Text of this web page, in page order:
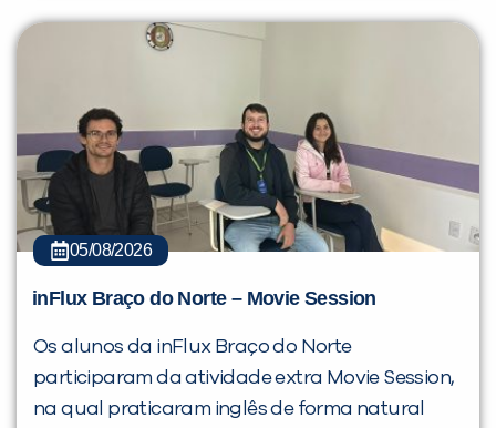
05/08/2026
inFlux Braço do Norte – Movie Session
Os alunos da inFlux Braço do Norte
participaram da atividade extra Movie Session,
na qual praticaram inglês de forma natural